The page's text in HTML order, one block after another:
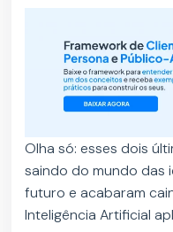
Olha só: esses dois
saindo do mundo das
futuro e acabaram
Inteligência Artificial